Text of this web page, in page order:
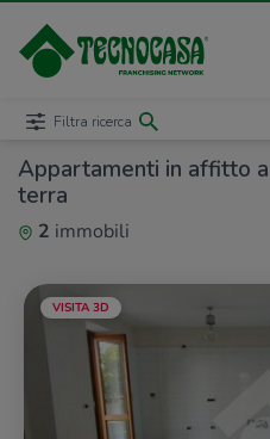
Appartamenti in affitto
terra
2 immobili
Filtra ricerca
VISITA 3D